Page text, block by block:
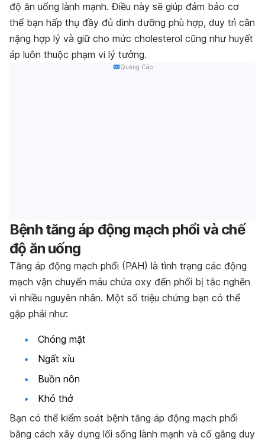
độ ăn uống lành mạnh. Điều này sẽ giúp đảm bảo cơ
thể bạn hấp thụ đầy đủ dinh dưỡng phù hợp, duy trì cân
nặng hợp lý và giữ cho mức cholesterol cũng như huyết
áp luôn thuộc phạm vi lý tưởng.
Quảng Cáo
Bệnh tăng áp động mạch phổi và chế
độ ăn uống
Tăng áp động mạch phổi (PAH) là tình trạng các động
mạch vận chuyển máu chứa oxy đến phổi bị tắc nghẽn
vì nhiều nguyên nhân. Một số triệu chứng bạn có thể
gặp phải như:
Chóng mặt
Ngất xỉu
Buồn nôn
Khó thở
Bạn có thể kiểm soát bệnh tăng áp động mạch phổi
bằng cách xây dựng lối sống lành mạnh và cố gắng duy